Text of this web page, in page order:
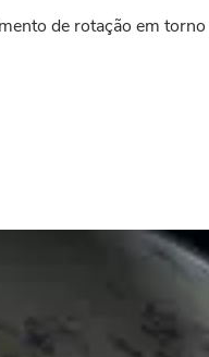
de rotação em